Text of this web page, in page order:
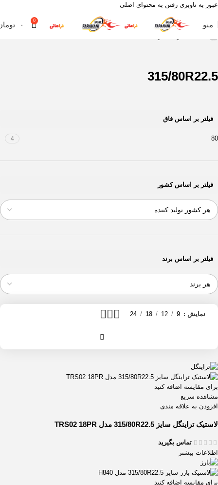
عبور به ناوبری رفتن به محتوای اصلی
منو 0 ۰
315/80R22.5
فیلتر بر اساس فاق
80
4
فیلتر بر اساس کشور
فیلتر بر اساس برند
نمایش 9
12
18
24
برای مقایسه اضافه کنید
مشاهده سریع
افزودن به علاقه مندی
لاستیک تراینگل سایز 315/80R22.5 مدل TRS02 18PR
تماس بگیرید
اطلاعات بیشتر
برای مقایسه اضافه کنید